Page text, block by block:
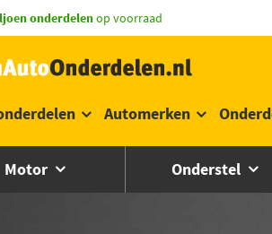
besteld,morgen in huis *
Automerken
Motor Onderstel